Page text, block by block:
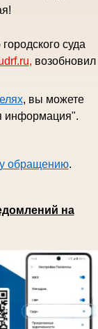
суда
, возобновил
, вы можете
информация".
обращению.
на